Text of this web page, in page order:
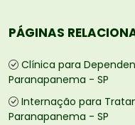
PÁGINAS
Clínica para
Paranapanema - SP
Internação para
Paranapanema - SP